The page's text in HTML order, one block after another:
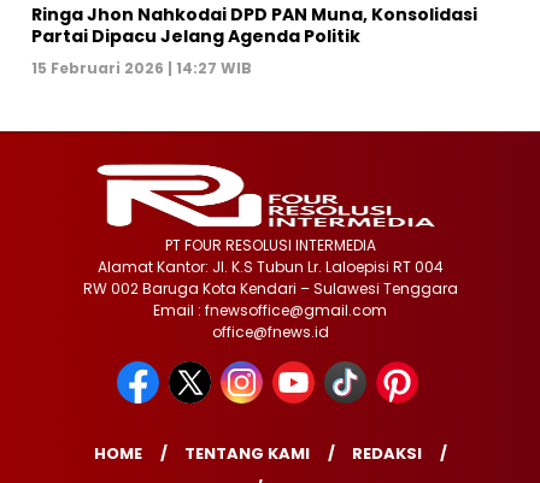
Ringa Jhon Nahkodai DPD PAN Muna, Konsolidasi
Partai Dipacu Jelang Agenda Politik
15 Februari 2026 | 14:27 WIB
PT FOUR RESOLUSI INTERMEDIA
Alamat Kantor: Jl. K.S Tubun Lr. Laloepisi RT 004
RW 002 Baruga Kota Kendari – Sulawesi Tenggara
Email : fnewsoffice@gmail.com
office@fnews.id
HOME TENTANG KAMI
REDAKSI